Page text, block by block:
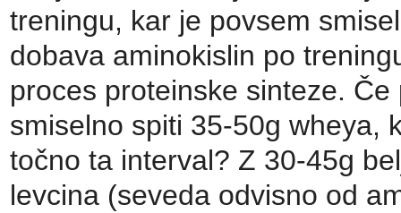
treningu, kar je povsem
dobava aminokislin po
proces proteinske sinteze.
smiselno spiti 35-50g wheya,
točno ta interval? Z 30-45g
levcina (seveda odvisno od